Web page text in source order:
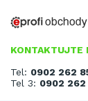
KONTAKTUJTE
Tel: 0902 262
Tel 3: 0902 262